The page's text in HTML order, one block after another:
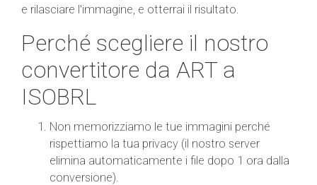
e rilasciare l'immagine, e otterrai il risultato.
Perché scegliere il nostro
convertitore da ART a
ISOBRL
Non memorizziamo le tue immagini perché
rispettiamo la tua privacy (il nostro server
elimina automaticamente i file dopo 1 ora dalla
conversione).